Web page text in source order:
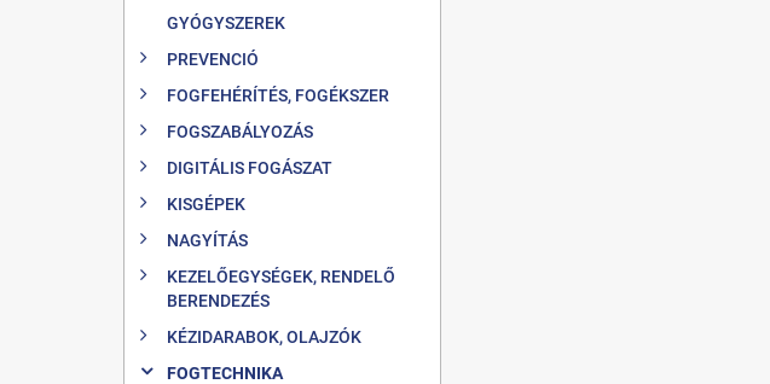
GYÓGYSZEREK
PREVENCIÓ
FOGFEHÉRÍTÉS, FOGÉKSZER
FOGSZABÁLYOZÁS
DIGITÁLIS FOGÁSZAT
KISGÉPEK
NAGYÍTÁS
KEZELŐEGYSÉGEK, RENDELŐ
BERENDEZÉS
KÉZIDARABOK, OLAJZÓK
FOGTECHNIKA